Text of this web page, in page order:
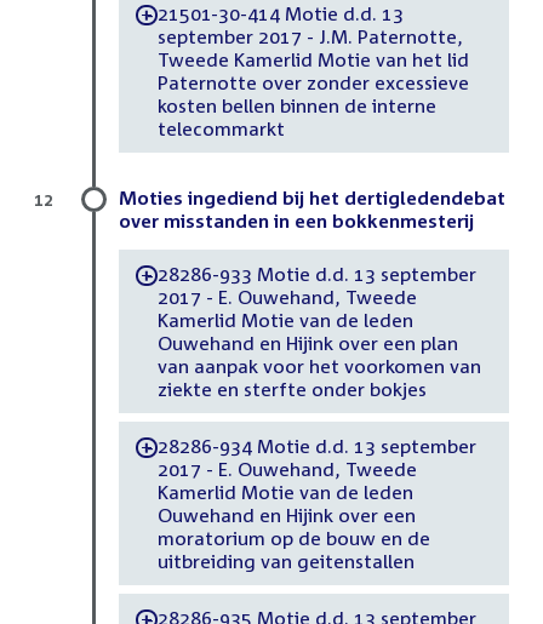
-21501-30-414 Motie d.d. 13
september 2017 - J.M. Paternotte,
Tweede Kamerlid Motie van het lid
Paternotte over zonder excessieve
kosten bellen binnen de interne
telecommarkt
Moties ingediend bij het dertigledendebat
over misstanden in een bokkenmesterij
-28286-933 Motie d.d. 13 september
2017 - E. Ouwehand, Tweede
Kamerlid Motie van de leden
Ouwehand en Hijink over een plan
van aanpak voor het voorkomen van
ziekte en sterfte onder bokjes
-28286-934 Motie d.d. 13 september
2017 - E. Ouwehand, Tweede
Kamerlid Motie van de leden
Ouwehand en Hijink over een
moratorium op de bouw en de
uitbreiding van geitenstallen
-28286-935 Motie d.d. 13 september
12